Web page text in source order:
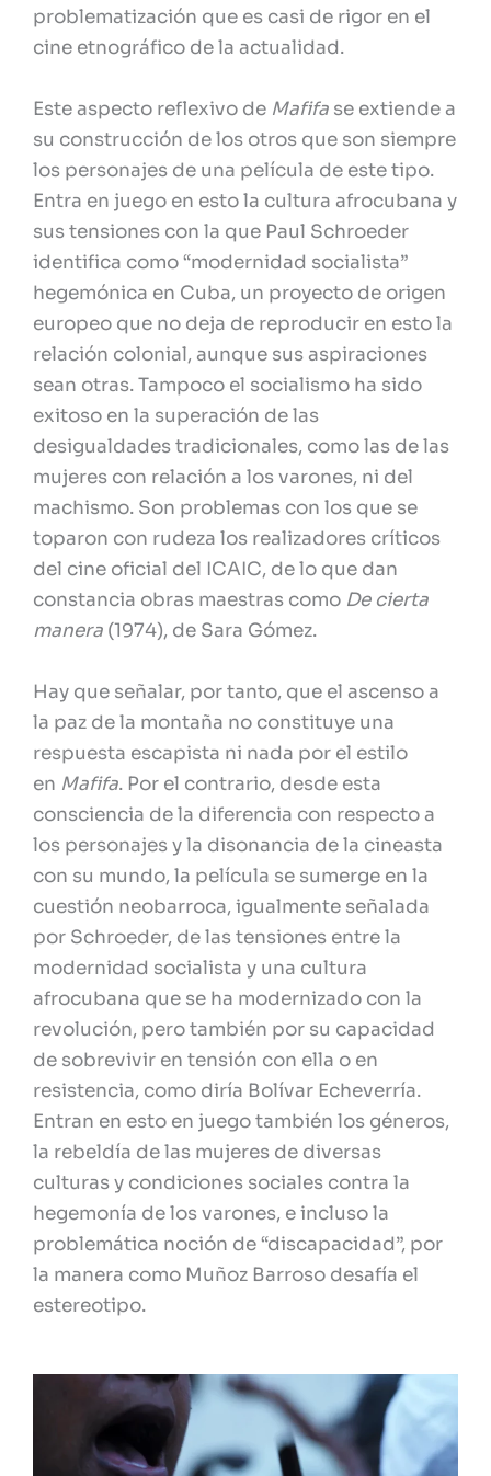
problematización que es casi de rigor en el
cine etnográfico de la actualidad.
Este aspecto reflexivo de Mafifa se extiende a
su construcción de los otros que son siempre
los personajes de una película de este tipo.
Entra en juego en esto la cultura afrocubana y
sus tensiones con la que Paul Schroeder
identifica como “modernidad socialista”
hegemónica en Cuba, un proyecto de origen
europeo que no deja de reproducir en esto la
relación colonial, aunque sus aspiraciones
sean otras. Tampoco el socialismo ha sido
exitoso en la superación de las
desigualdades tradicionales, como las de las
mujeres con relación a los varones, ni del
machismo. Son problemas con los que se
toparon con rudeza los realizadores críticos
del cine oficial del ICAIC, de lo que dan
constancia obras maestras como De cierta
manera (1974), de Sara Gómez.
Hay que señalar, por tanto, que el ascenso a
la paz de la montaña no constituye una
respuesta escapista ni nada por el estilo
en Mafifa. Por el contrario, desde esta
consciencia de la diferencia con respecto a
los personajes y la disonancia de la cineasta
con su mundo, la película se sumerge en la
cuestión neobarroca, igualmente señalada
por Schroeder, de las tensiones entre la
modernidad socialista y una cultura
afrocubana que se ha modernizado con la
revolución, pero también por su capacidad
de sobrevivir en tensión con ella o en
resistencia, como diría Bolívar Echeverría.
Entran en esto en juego también los géneros,
la rebeldía de las mujeres de diversas
culturas y condiciones sociales contra la
hegemonía de los varones, e incluso la
problemática noción de “discapacidad”, por
la manera como Muñoz Barroso desafía el
estereotipo.